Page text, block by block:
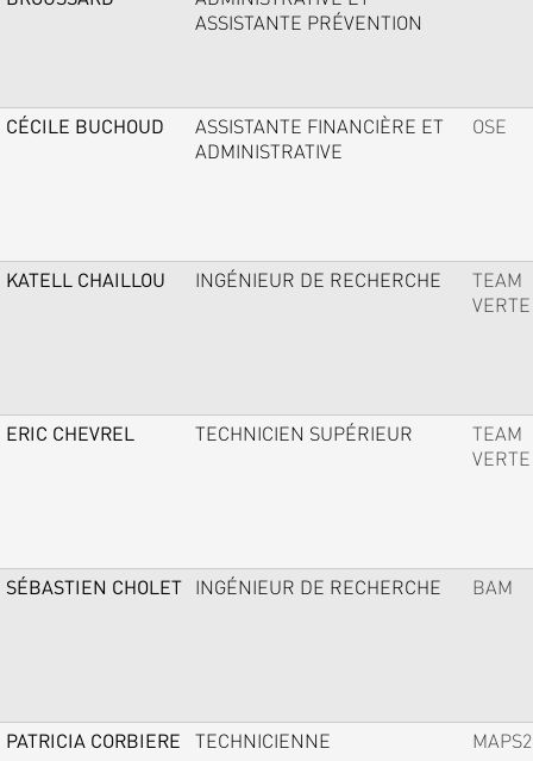
ASSISTANTE PRÉVENTION
CÉCILE BUCHOUD
ASSISTANTE FINANCIÈRE ET
ADMINISTRATIVE
OSE
KATELL CHAILLOU INGÉNIEUR DE RECHERCHE
TEAM
VERTE
ERIC CHEVREL TECHNICIEN SUPÉRIEUR
TEAM
VERTE
SÉBASTIEN CHOLET INGÉNIEUR DE RECHERCHE BAM
PATRICIA CORBIERE TECHNICIENNE MAPS2